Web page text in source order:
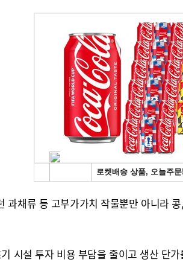
채류 등 고부가가치 작물뿐만 아니라
시설 투자 비용 부담을 줄이고 생산 단